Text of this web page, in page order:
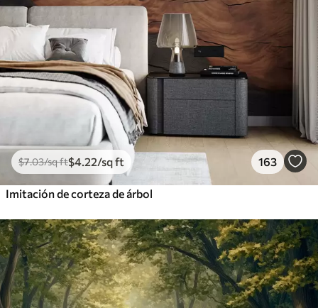
$7.03/sq ft$4 .22/sq ft 163
Imitación de corteza de árbol